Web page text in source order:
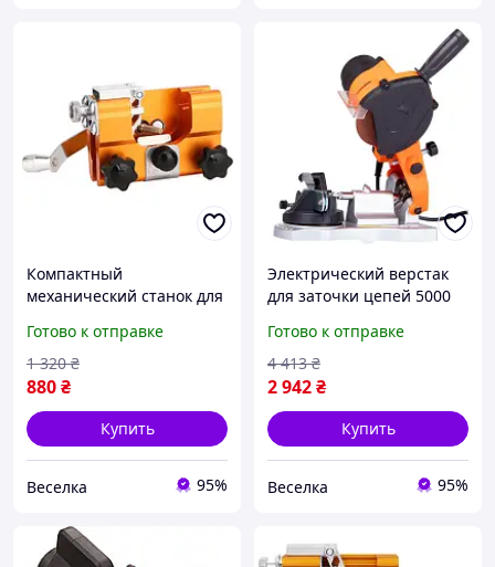
Компактный
механический станок для
с 3 надфилями и
настройкой угла до 30°
FLAME
Готово к отправке
880₴
1 320 ₴
Купить
Веселка 95%
Электрический верстак
для заточки цепей 5000
подсветкой для садоводов
и лесников FLAME
Готово к отправке
2 942₴
4 413 ₴
Купить
Веселка 95%